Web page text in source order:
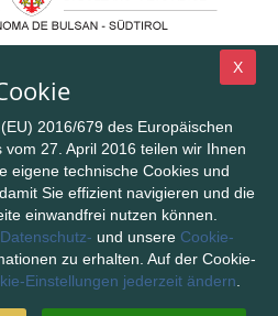
X
2016/679 des Europäischen
27. April 2016 teilen wir Ihnen
eigene technische Cookies und
Sie effizient navigieren und die
einwandfrei nutzen können.
Datenschutz- und unsere Cookie-
zu erhalten. Auf der Cookie-
Einstellungen jederzeit ändern